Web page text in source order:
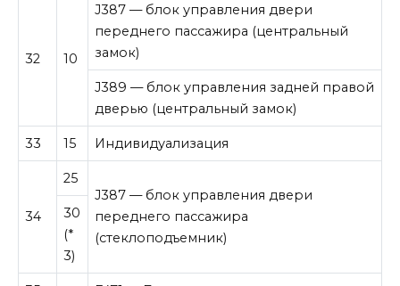
32 10
J387 — блок управления двери
переднего пассажира (центральный
замок)
J389 — блок управления задней правой
дверью (центральный замок)
33 15 Индивидуализация
34
25
J387 — блок управления двери
переднего пассажира
(стеклоподъемник)
30
(*
3)